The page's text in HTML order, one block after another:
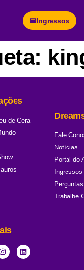
Ingressos
de Cera
Fale
Notícias
Portal do
Trabalhe